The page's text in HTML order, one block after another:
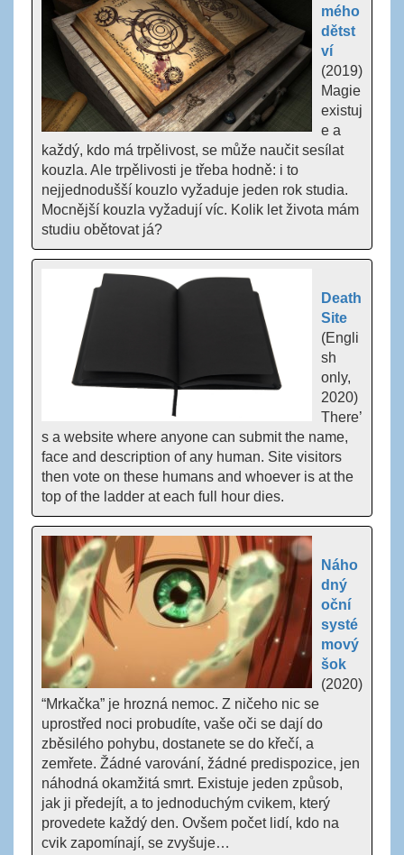
mého
dětst
ví
(2019)
Magie
existuj
e a
každý, kdo má trpělivost, se může naučit sesílat
kouzla. Ale trpělivosti je třeba hodně: i to
nejjednodušší kouzlo vyžaduje jeden rok studia.
Mocnější kouzla vyžadují víc. Kolik let života mám
studiu obětovat já?
Death
Site
(Engli
sh
only,
2020)
There’
s a website where anyone can submit the name,
face and description of any human. Site visitors
then vote on these humans and whoever is at the
top of the ladder at each full hour dies.
Náho
dný
oční
systé
mový
šok
(2020)
“Mrkačka” je hrozná nemoc. Z ničeho nic se
uprostřed noci probudíte, vaše oči se dají do
zběsilého pohybu, dostanete se do křečí, a
zemřete. Žádné varování, žádné predispozice, jen
náhodná okamžitá smrt. Existuje jeden způsob,
jak ji předejít, a to jednoduchým cvikem, který
provedete každý den. Ovšem počet lidí, kdo na
cvik zapomínají, se zvyšuje…